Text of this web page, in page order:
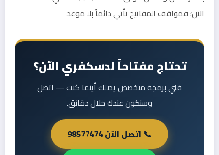
الآن؛ فمواقف المفاتيح تأتي دائماً بلا موعد.
تحتاج مفتاحاً لدسكفري الآن؟
فني برمجة متخصص يصلك أينما كنت — اتصل
وسنكون عندك خلال دقائق.
📞 اتصل الآن 98577474